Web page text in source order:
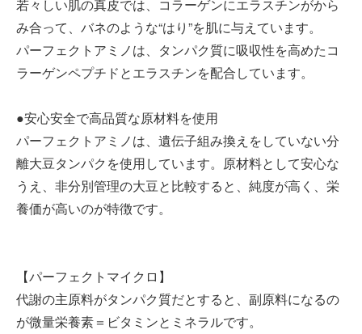
若々しい肌の真皮では、コラーゲンにエラスチンがから
み合って、バネのような“はり”を肌に与えています。
パーフェクトアミノは、タンパク質に吸収性を高めたコ
ラーゲンペプチドとエラスチンを配合しています。
●安心安全で高品質な原材料を使用
パーフェクトアミノは、遺伝子組み換えをしていない分
離大豆タンパクを使用しています。原材料として安心な
うえ、非分別管理の大豆と比較すると、純度が高く、栄
養価が高いのが特徴です。
【パーフェクトマイクロ】
代謝の主原料がタンパク質だとすると、副原料になるの
が微量栄養素＝ビタミンとミネラルです。